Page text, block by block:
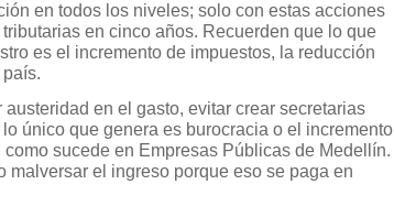
en todos los niveles; solo con estas acciones
en cinco años. Recuerden que lo que
es el incremento de impuestos, la reducción
en el gasto, evitar crear secretarias
único que genera es burocracia o el incremento
sucede en Empresas Públicas de Medellín.
malversar el ingreso porque eso se paga en